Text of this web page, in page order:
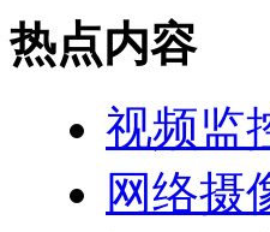
热点内容
视频监
网络摄